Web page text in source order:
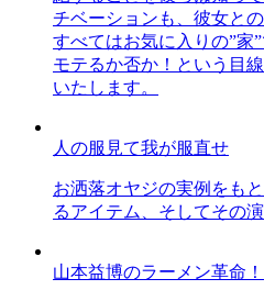
チベーションも、彼女と
すべてはお気に入りの”家
モテるか否か！という目
いたします。
人の服見て我が服直せ
お洒落オヤジの実例をも
るアイテム、そしてその
山本益博のラーメン革命！